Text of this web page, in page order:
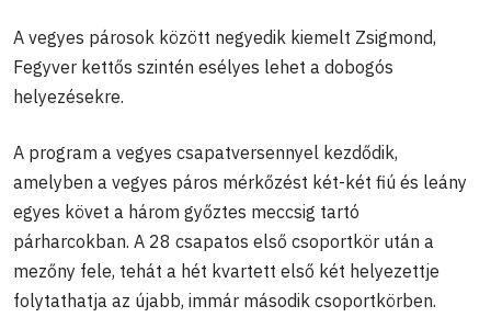
A vegyes párosok között negyedik kiemelt Zsigmond,
Fegyver kettős szintén esélyes lehet a dobogós
helyezésekre.
A program a vegyes csapatversennyel kezdődik,
amelyben a vegyes páros mérkőzést két-két fiú és leány
egyes követ a három győztes meccsig tartó
párharcokban. A 28 csapatos első csoportkör után a
mezőny fele, tehát a hét kvartett első két helyezettje
folytathatja az újabb, immár második csoportkörben.